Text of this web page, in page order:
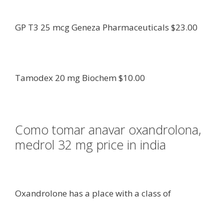
GP T3 25 mcg Geneza Pharmaceuticals $23.00
Tamodex 20 mg Biochem $10.00
Como tomar anavar oxandrolona,
medrol 32 mg price in india
Oxandrolone has a place with a class of